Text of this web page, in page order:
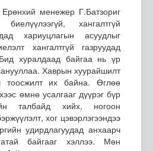
менежер Г.Батзориг
хангалтгүй
хариуцлагын асуудлыг
хангалтгүй газруудад
хуралдаад байгаа нь үр
Хаврын хуурайшилт
тоосжилт их байна. Өглөө
өмнө усалгааг дүүрэг бүр
талбайд хийх, ногоон
хог цэвэрлэгээндээ
удирдлагуудад анхаарч
байгааг хэллээ. Мөн